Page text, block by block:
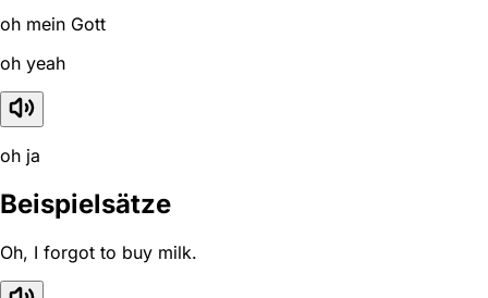
oh mein Gott
oh yeah
oh ja
Beispielsätze
Oh, I forgot to buy milk.